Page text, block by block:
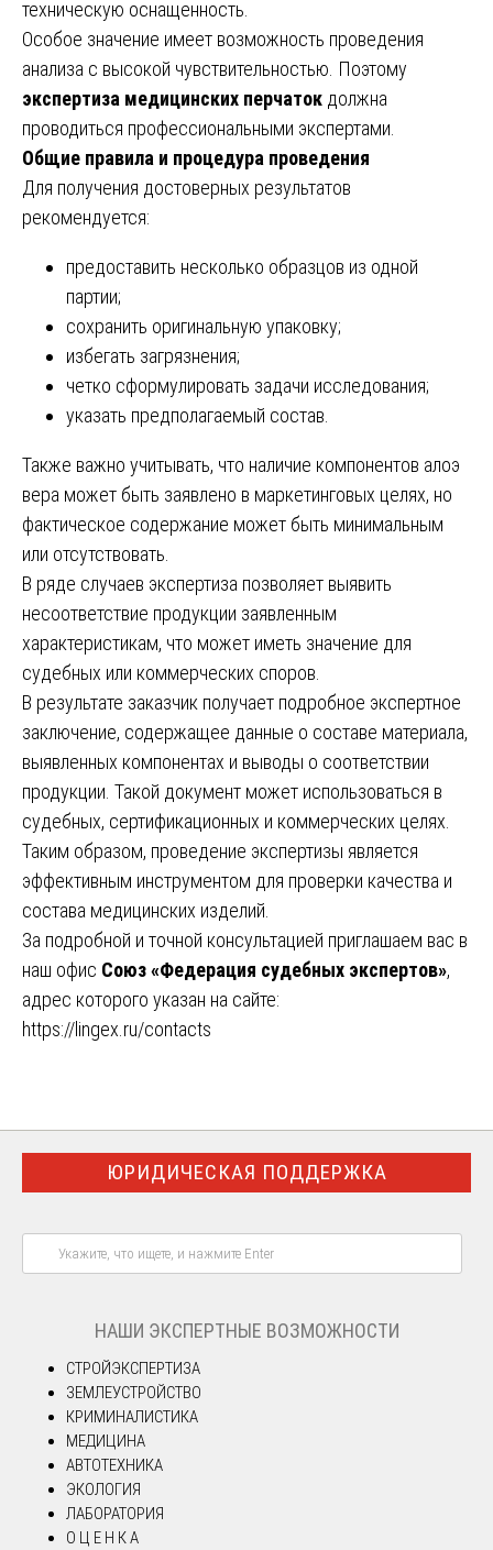
техническую оснащенность.
Особое значение имеет возможность проведения
анализа с высокой чувствительностью. Поэтому
экспертиза медицинских перчаток должна
проводиться профессиональными экспертами.
Общие правила и процедура проведения
Для получения достоверных результатов
рекомендуется:
предоставить несколько образцов из одной
партии;
сохранить оригинальную упаковку;
избегать загрязнения;
четко сформулировать задачи исследования;
указать предполагаемый состав.
Также важно учитывать, что наличие компонентов алоэ
вера может быть заявлено в маркетинговых целях, но
фактическое содержание может быть минимальным
или отсутствовать.
В ряде случаев экспертиза позволяет выявить
несоответствие продукции заявленным
характеристикам, что может иметь значение для
судебных или коммерческих споров.
В результате заказчик получает подробное экспертное
заключение, содержащее данные о составе материала,
выявленных компонентах и выводы о соответствии
продукции. Такой документ может использоваться в
судебных, сертификационных и коммерческих целях.
Таким образом, проведение экспертизы является
эффективным инструментом для проверки качества и
состава медицинских изделий.
За подробной и точной консультацией приглашаем вас в
наш офис Союз «Федерация судебных экспертов»,
адрес которого указан на сайте:
https://lingex.ru/contacts
ЮРИДИЧЕСКАЯ ПОДДЕРЖКА
НАШИ ЭКСПЕРТНЫЕ ВОЗМОЖНОСТИ
СТРОЙЭКСПЕРТИЗА
ЗЕМЛЕУСТРОЙСТВО
КРИМИНАЛИСТИКА
МЕДИЦИНА
АВТОТЕХНИКА
ЭКОЛОГИЯ
ЛАБОРАТОРИЯ
О Ц Е Н К А